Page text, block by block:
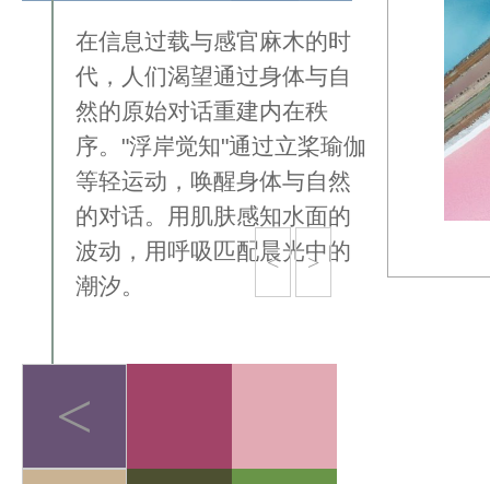
< >
在信息过载与感官麻木的时
代，人们渴望通过身体与自
然的原始对话重建内在秩
序。"浮岸觉知"通过立桨瑜伽
等轻运动，唤醒身体与自然
的对话。用肌肤感知水面的
波动，用呼吸匹配晨光中的
潮汐。
<